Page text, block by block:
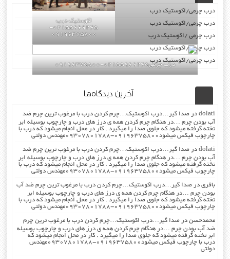
اکوستیک درب
02155969245-
09196375800
درب چرمی02155969245-09196375800
درب چرمی/اکوستیک درب
درب چرمی/اکوستیک درب
درب چرمی /اکوستیک درب
درب چرمی/اکوستیک درب
درب چرمی/اکوستیک درب
آخرین دیدگاه‌ها
dolati درصدا گیر…درب اکوستیک…چرم کردن درب با مرغوب ترین چرم ضد
آب بودن چرم …در هنگام چرم کردن همه ی درز های درب و چارچوب بوسیله ابر
تخته گرفته میشود که جلوی صدا را میگیرد . کار در محل انجام میشود که درب با
چارچوب فیکس میشود۰۹۱۹۶۳۷۵۸۰۰-۰۹۳۰۷۸۰۱۷۸۸مهندس دولتی
dolati درصدا گیر…درب اکوستیک…چرم کردن درب با مرغوب ترین چرم ضد
آب بودن چرم …در هنگام چرم کردن همه ی درز های درب و چارچوب بوسیله ابر
تخته گرفته میشود که جلوی صدا را میگیرد . کار در محل انجام میشود که درب با
چارچوب فیکس میشود۰۹۱۹۶۳۷۵۸۰۰-۰۹۳۰۷۸۰۱۷۸۸مهندس دولتی
باقری درصدا گیر…درب اکوستیک…چرم کردن درب با مرغوب ترین چرم ضد آب
بودن چرم …در هنگام چرم کردن همه ی درز های درب و چارچوب بوسیله ابر
تخته گرفته میشود که جلوی صدا را میگیرد . کار در محل انجام میشود که درب با
چارچوب فیکس میشود۰۹۱۹۶۳۷۵۸۰۰-۰۹۳۰۷۸۰۱۷۸۸مهندس دولتی
محمدحسن درصدا گیر…درب اکوستیک…چرم کردن درب با مرغوب ترین چرم
ضد آب بودن چرم …در هنگام چرم کردن همه ی درز های درب و چارچوب بوسیله
ابر تخته گرفته میشود که جلوی صدا را میگیرد . کار در محل انجام میشود که
درب با چارچوب فیکس میشود۰۹۱۹۶۳۷۵۸۰۰-۰۹۳۰۷۸۰۱۷۸۸مهندس
دولتی